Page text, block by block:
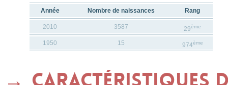
Année Nombre de naissances Rang
2010 3587 29ème
1950 15 974ème